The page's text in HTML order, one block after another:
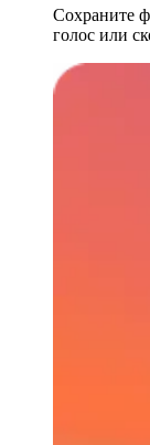
Сохраните
голос или